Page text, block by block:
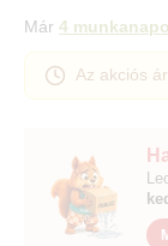
Már 4
Az akciós